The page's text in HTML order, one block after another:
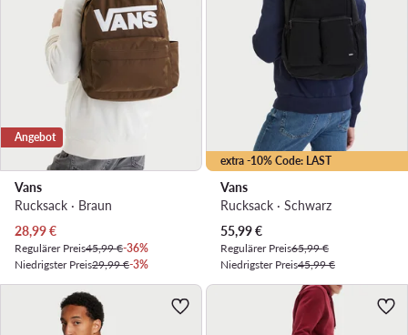
Angebot
Vans
Rucksack · Braun
Aktueller Preis
28,99€
Regulärer Preis45,99 €-36%
Niedrigster Preis29,99 €-3%
extra -10% Code: LAST
Vans
Rucksack · Schwarz
Aktueller Preis
55,99€
Regulärer Preis65,99 €
Niedrigster Preis45,99 €